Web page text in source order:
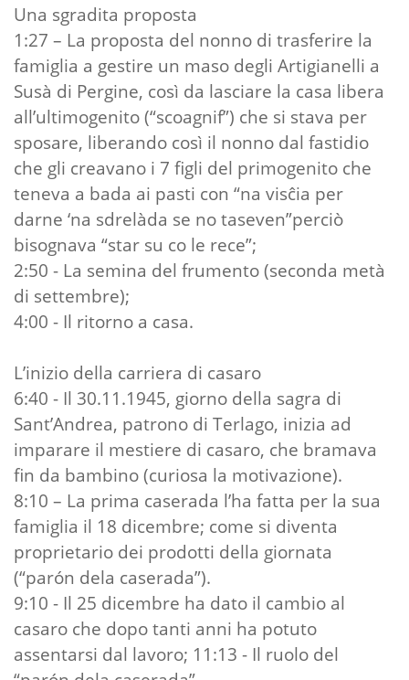
Una sgradita proposta
1:27 – La proposta del nonno di trasferire la
famiglia a gestire un maso degli Artigianelli a
Susà di Pergine, così da lasciare la casa libera
all’ultimogenito (“scoagnif”) che si stava per
sposare, liberando così il nonno dal fastidio
che gli creavano i 7 figli del primogenito che
teneva a bada ai pasti con “na visĉia per
darne ‘na sdrelàda se no taseven”perciò
bisognava “star su co le rece”;
2:50 - La semina del frumento (seconda metà
di settembre);
4:00 - Il ritorno a casa.
L’inizio della carriera di casaro
6:40 - Il 30.11.1945, giorno della sagra di
Sant’Andrea, patrono di Terlago, inizia ad
imparare il mestiere di casaro, che bramava
fin da bambino (curiosa la motivazione).
8:10 – La prima caserada l’ha fatta per la sua
famiglia il 18 dicembre; come si diventa
proprietario dei prodotti della giornata
(“parón dela caserada”).
9:10 - Il 25 dicembre ha dato il cambio al
casaro che dopo tanti anni ha potuto
assentarsi dal lavoro; 11:13 - Il ruolo del